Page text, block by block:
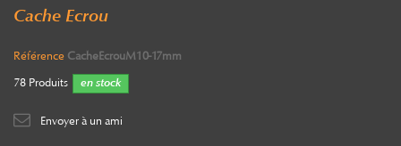
Cache Ecrou
Référence CacheEcrouM10-17mm
78 Produits en stock
Envoyer à un ami